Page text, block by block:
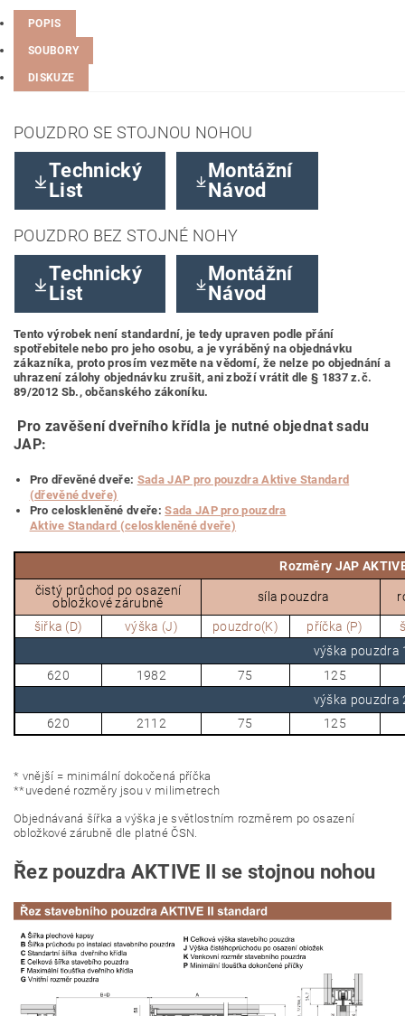
POPIS
SOUBORY
DISKUZE
POUZDRO SE STOJNOU NOHOU
Technický
List
Montážní
Návod
POUZDRO BEZ STOJNÉ NOHY
Technický
List
Montážní
Návod
Tento výrobek není standardní, je tedy upraven podle přání
spotřebitele nebo pro jeho osobu, a je vyráběný na objednávku
zákazníka, proto prosím vezměte na vědomí, že nelze po objednání a
uhrazení zálohy objednávku zrušit, ani zboží vrátit dle § 1837 z.č.
89/2012 Sb., občanského zákoníku.
Pro zavěšení dveřního křídla je nutné objednat sadu
JAP:
Pro dřevěné dveře: Sada JAP pro pouzdra Aktive Standard
(dřevěné dveře)
Pro celoskleněné dveře:Sada JAP pro pouzdra
Aktive Standard (celoskleněné dveře)
Rozměry JAP
čistý průchod po osazení
obložkové zárubně
síla pouzdra
šiřka (D) výška (J) pouzdro(K) příčka (P)
výška pouzdra
620
1982 75
125
výška pouzdra
620
2112 75 125
* vnější = minimální dokočená příčka
**uvedené rozměry jsou v milimetrech
Objednávaná šířka a výška je světlostním rozměrem po osazení
obložkové zárubně dle platné ČSN.
Řez pouzdra AKTIVE II se stojnou nohou